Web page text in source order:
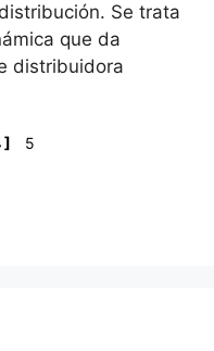
Se trata
que da
distribuidora
] 5